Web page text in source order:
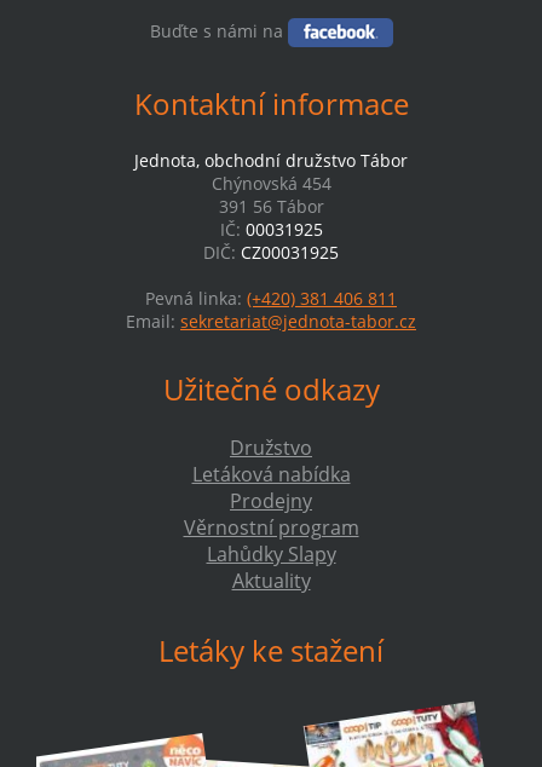
Buďte s námi na
Kontaktní informace
Jednota, obchodní družstvo Tábor
Chýnovská 454
391 56 Tábor
IČ: 00031925
DIČ: CZ00031925
Pevná linka: (+420) 381 406 811
Email: sekretariat@jednota-tabor.cz
Užitečné odkazy
Družstvo
Letáková nabídka
Prodejny
Věrnostní program
Lahůdky Slapy
Aktuality
Letáky ke stažení